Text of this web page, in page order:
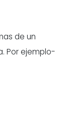
de un
Por ejemplo-